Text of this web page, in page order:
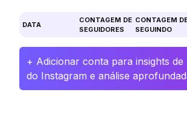
DATA
CONTAGEM DE
SEGUIDORES
CONTAGEM
SEGUINDO
+ Adicionar conta para insights de
do Instagram e análise